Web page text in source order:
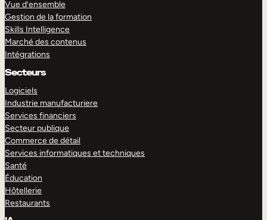
Vue d’ensemble
Gestion de la formation
Skills Intelligence
Marché des contenus
Intégrations
Secteurs
Logiciels
Industrie manufacturiere
Services financiers
Secteur publique
Commerce de détail
Services informatiques et techniques
Santé
Éducation
Hôtellerie
Restaurants